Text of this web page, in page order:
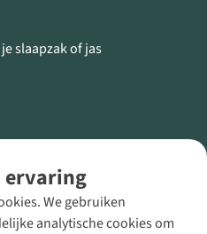
ervaring
We gebruiken
analytische cookies om
slaapzak of jas